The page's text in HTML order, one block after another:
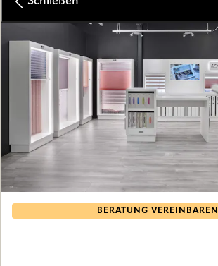
BERATUNG VEREINBAREN